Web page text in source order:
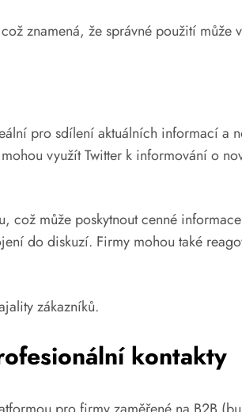
znamená, že správné použití může
pro sdílení aktuálních informací a
využít Twitter k informování o
což může poskytnout cenné
do diskuzí. Firmy mohou také
zákazníků.
kontakty